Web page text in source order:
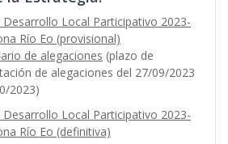
Desarrollo Local Participativo 2023-
Río Eo (provisional)
de alegaciones (plazo de
de alegaciones del 27/09/2023
2023)
Desarrollo Local Participativo 2023-
Río Eo (definitiva)